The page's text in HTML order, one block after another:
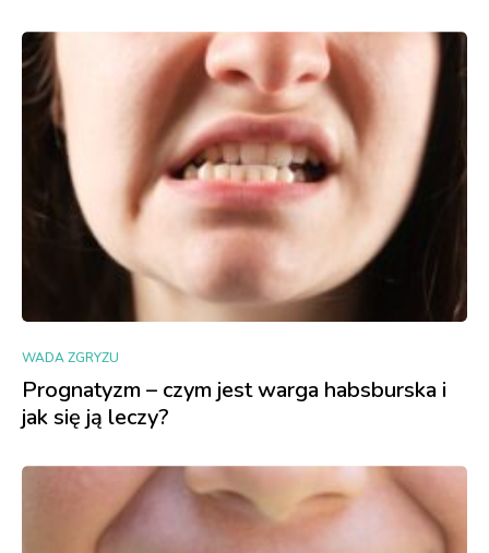
WADA ZGRYZU
Prognatyzm – czym jest warga habsburska i
jak się ją leczy?